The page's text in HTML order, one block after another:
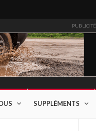
PUBLICITÉ
SUPPLÉMENTS